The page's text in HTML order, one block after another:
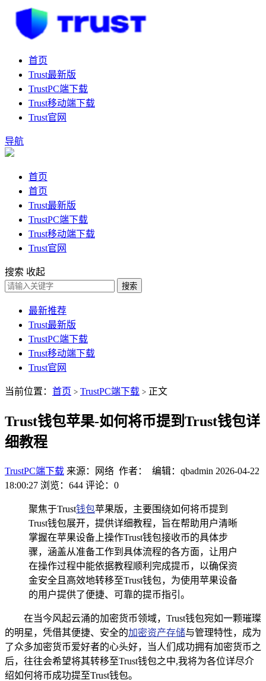
首页
Trust最新版
TrustPC端下载
Trust移动端下载
Trust官网
导航
首页
首页
Trust最新版
TrustPC端下载
Trust移动端下载
Trust官网
搜索 收起
搜索
最新推荐
Trust最新版
TrustPC端下载
Trust移动端下载
Trust官网
当前位置： 首页 > TrustPC端下载 > 正文
Trust钱包苹果-如何将币提到Trust钱包详
细教程
TrustPC端下载 来源：网络 作者： 编辑：qbadmin 2026-04-22
18:00:27 浏览：644 评论：0
聚焦于Trust钱包苹果版，主要围绕如何将币提到
Trust钱包展开，提供详细教程，旨在帮助用户清晰
掌握在苹果设备上操作Trust钱包接收币的具体步
骤，涵盖从准备工作到具体流程的各方面，让用户
在操作过程中能依据教程顺利完成提币，以确保资
金安全且高效地转移至Trust钱包，为使用苹果设备
的用户提供了便捷、可靠的提币指引。
在当今风起云涌的加密货币领域，Trust钱包宛如一颗璀璨
的明星，凭借其便捷、安全的加密资产存储与管理特性，成为
了众多加密货币爱好者的心头好，当人们成功拥有加密货币之
后，往往会希望将其转移至Trust钱包之中,我将为各位详尽介
绍如何将币成功提至Trust钱包。